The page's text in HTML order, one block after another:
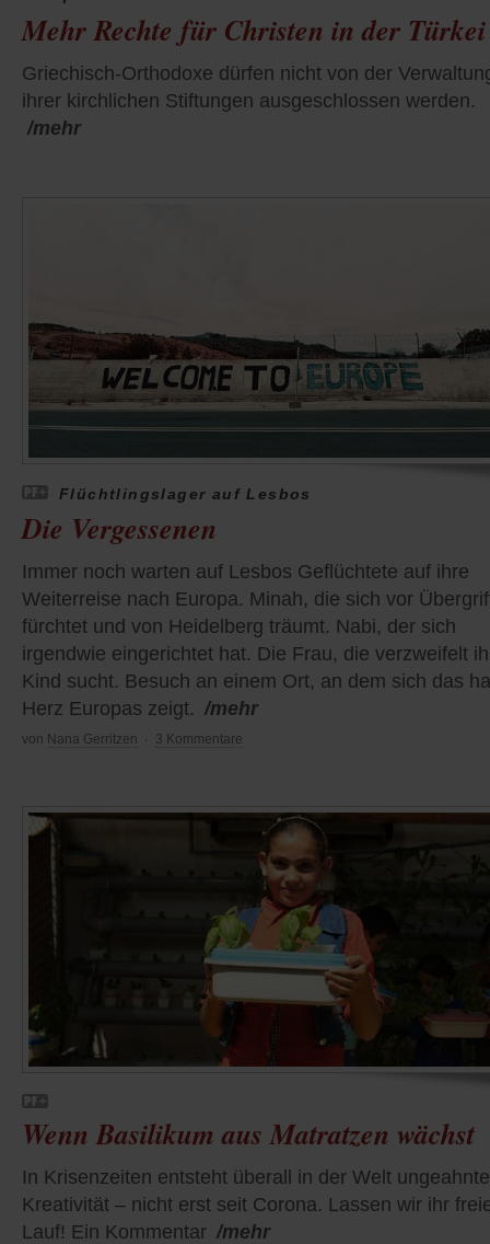
Mehr Rechte für Christen in der Türkei
Griechisch-Orthodoxe dürfen nicht von der
ihrer kirchlichen Stiftungen ausgeschlossen werden.
/mehr
Flüchtlingslager auf Lesbos
Die Vergessenen
Immer noch warten auf Lesbos Geflüchtete auf ihre
Weiterreise nach Europa. Minah, die sich vor
fürchtet und von Heidelberg träumt. Nabi, der sich
irgendwie eingerichtet hat. Die Frau, die verzweifelt
Kind sucht. Besuch an einem Ort, an dem sich das
Herz Europas zeigt. /mehr
von Nana Gerritzen 3 Kommentare
Wenn Basilikum aus Matratzen wächst
In Krisenzeiten entsteht überall in der Welt ungeahnte
Kreativität – nicht erst seit Corona. Lassen wir ihr
Lauf! Ein Kommentar /mehr